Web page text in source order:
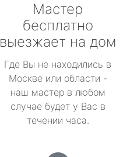
Мастер
бесплатно
выезжает на дом
Где Вы не находились в
Москве или области -
наш мастер в любом
случае будет у Вас в
течении часа.